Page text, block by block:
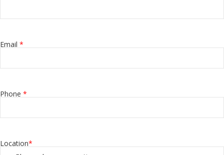
Email *
Phone *
Location*